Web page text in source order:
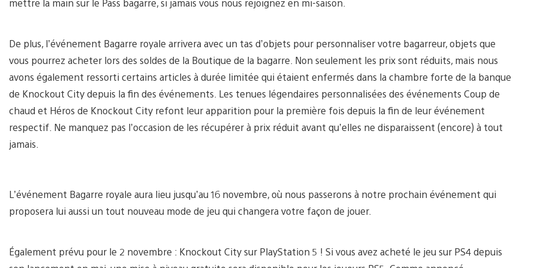
mettre la main sur le Pass bagarre, si jamais vous nous rejoignez en mi-saison.
De plus, l’événement Bagarre royale arrivera avec un tas d’objets pour personnaliser votre bagarreur, objets que
vous pourrez acheter lors des soldes de la Boutique de la bagarre. Non seulement les prix sont réduits, mais nous
avons également ressorti certains articles à durée limitée qui étaient enfermés dans la chambre forte de la banque
de Knockout City depuis la fin des événements. Les tenues légendaires personnalisées des événements Coup de
chaud et Héros de Knockout City refont leur apparition pour la première fois depuis la fin de leur événement
respectif. Ne manquez pas l’occasion de les récupérer à prix réduit avant qu’elles ne disparaissent (encore) à tout
jamais.
L’événement Bagarre royale aura lieu jusqu’au 16 novembre, où nous passerons à notre prochain événement qui
proposera lui aussi un tout nouveau mode de jeu qui changera votre façon de jouer.
Également prévu pour le 2 novembre : Knockout City sur PlayStation 5 ! Si vous avez acheté le jeu sur PS4 depuis